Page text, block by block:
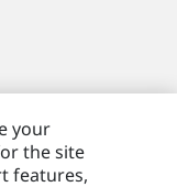
your
the site
features,